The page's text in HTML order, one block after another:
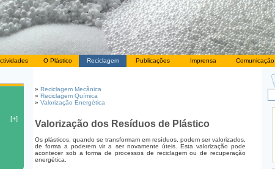
O Plástico Reciclagem Publicações Imprensa Comunicação
» Reciclagem Mecânica
» Reciclagem Química
» Valorização Energética
Valorização dos Resíduos de Plástico
Os plásticos, quando se transformam em resíduos, podem ser valorizados,
de forma a poderem vir a ser novamente úteis. Esta valorização pode
acontecer sob a forma de processos de reciclagem ou de recuperação
energética.